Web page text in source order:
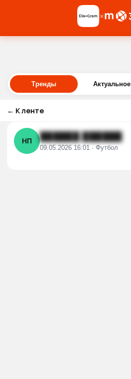
×
Тренды Актуальное
← К ленте
НП ██████ ██████
09.05.2026 16:01 · Футбол